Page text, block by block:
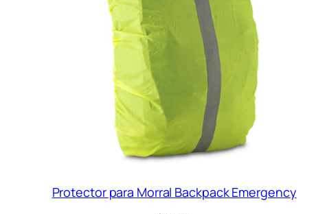
Protector para Morral Backpack Emergency